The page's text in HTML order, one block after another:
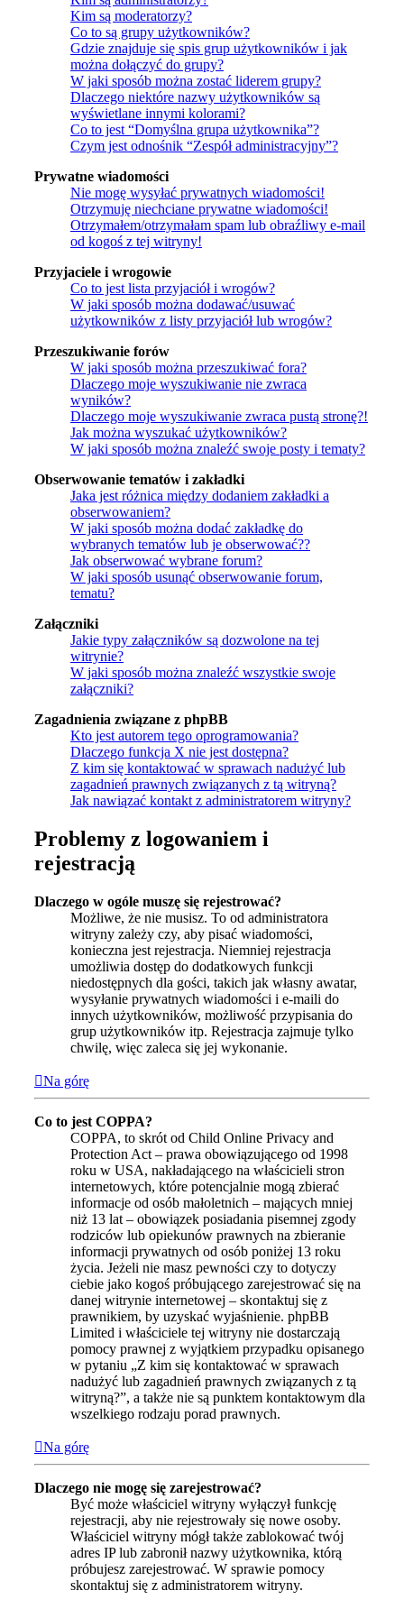
Kim są moderatorzy?
Co to są grupy użytkowników?
Gdzie znajduje się spis grup użytkowników i jak
można dołączyć do grupy?
W jaki sposób można zostać liderem grupy?
Dlaczego niektóre nazwy użytkowników są
wyświetlane innymi kolorami?
Co to jest “Domyślna grupa użytkownika”?
Czym jest odnośnik “Zespół administracyjny”?
Prywatne wiadomości
Nie mogę wysyłać prywatnych wiadomości!
Otrzymuję niechciane prywatne wiadomości!
Otrzymałem/otrzymałam spam lub obraźliwy e-mail
od kogoś z tej witryny!
Przyjaciele i wrogowie
Co to jest lista przyjaciół i wrogów?
W jaki sposób można dodawać/usuwać
użytkowników z listy przyjaciół lub wrogów?
Przeszukiwanie forów
W jaki sposób można przeszukiwać fora?
Dlaczego moje wyszukiwanie nie zwraca
wyników?
Dlaczego moje wyszukiwanie zwraca pustą stronę?!
Jak można wyszukać użytkowników?
W jaki sposób można znaleźć swoje posty i tematy?
Obserwowanie tematów i zakładki
Jaka jest różnica między dodaniem zakładki a
obserwowaniem?
W jaki sposób można dodać zakładkę do
wybranych tematów lub je obserwować??
Jak obserwować wybrane forum?
W jaki sposób usunąć obserwowanie forum,
tematu?
Załączniki
Jakie typy załączników są dozwolone na tej
witrynie?
W jaki sposób można znaleźć wszystkie swoje
załączniki?
Zagadnienia związane z phpBB
Kto jest autorem tego oprogramowania?
Dlaczego funkcja X nie jest dostępna?
Z kim się kontaktować w sprawach nadużyć lub
zagadnień prawnych związanych z tą witryną?
Jak nawiązać kontakt z administratorem witryny?
Problemy z logowaniem i
rejestracją
Dlaczego w ogóle muszę się rejestrować?
Możliwe, że nie musisz. To od administratora
witryny zależy czy, aby pisać wiadomości,
konieczna jest rejestracja. Niemniej rejestracja
umożliwia dostęp do dodatkowych funkcji
niedostępnych dla gości, takich jak własny awatar,
wysyłanie prywatnych wiadomości i e-maili do
innych użytkowników, możliwość przypisania do
grup użytkowników itp. Rejestracja zajmuje tylko
chwilę, więc zaleca się jej wykonanie.
Na górę
Co to jest COPPA?
COPPA, to skrót od Child Online Privacy and
Protection Act – prawa obowiązującego od 1998
roku w USA, nakładającego na właścicieli stron
internetowych, które potencjalnie mogą zbierać
informacje od osób małoletnich – mających mniej
niż 13 lat – obowiązek posiadania pisemnej zgody
rodziców lub opiekunów prawnych na zbieranie
informacji prywatnych od osób poniżej 13 roku
życia. Jeżeli nie masz pewności czy to dotyczy
ciebie jako kogoś próbującego zarejestrować się na
danej witrynie internetowej – skontaktuj się z
prawnikiem, by uzyskać wyjaśnienie. phpBB
Limited i właściciele tej witryny nie dostarczają
pomocy prawnej z wyjątkiem przypadku opisanego
w pytaniu „Z kim się kontaktować w sprawach
nadużyć lub zagadnień prawnych związanych z tą
witryną?”, a także nie są punktem kontaktowym dla
wszelkiego rodzaju porad prawnych.
Na górę
Dlaczego nie mogę się zarejestrować?
Być może właściciel witryny wyłączył funkcję
rejestracji, aby nie rejestrowały się nowe osoby.
Właściciel witryny mógł także zablokować twój
adres IP lub zabronił nazwy użytkownika, którą
próbujesz zarejestrować. W sprawie pomocy
skontaktuj się z administratorem witryny.